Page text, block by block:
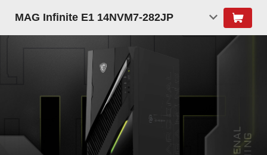
MAG Infinite E1 14NVM7-282JP